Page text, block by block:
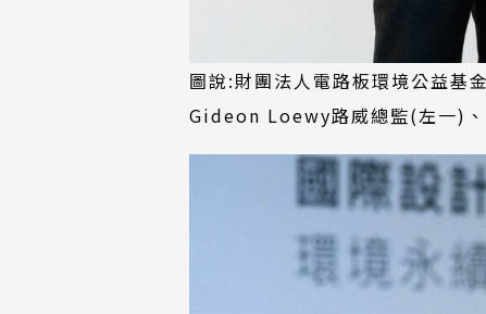
圖說:財團法人電路板環境公益基
Gideon Loewy路威總監(左一)